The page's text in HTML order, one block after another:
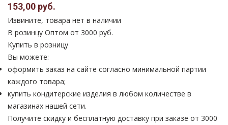
153,00 руб.
Извините, товара нет в наличии
В розинцу Оптом от 3000 руб.
Купить в розницу
Вы можете:
оформить заказ на сайте согласно минимальной партии
каждого товара;
купить кондитерские изделия в любом количестве в
магазинах нашей сети.
Получите скидку и бесплатную доставку при заказе от 3000